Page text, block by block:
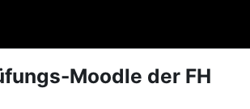
Moodle der FH